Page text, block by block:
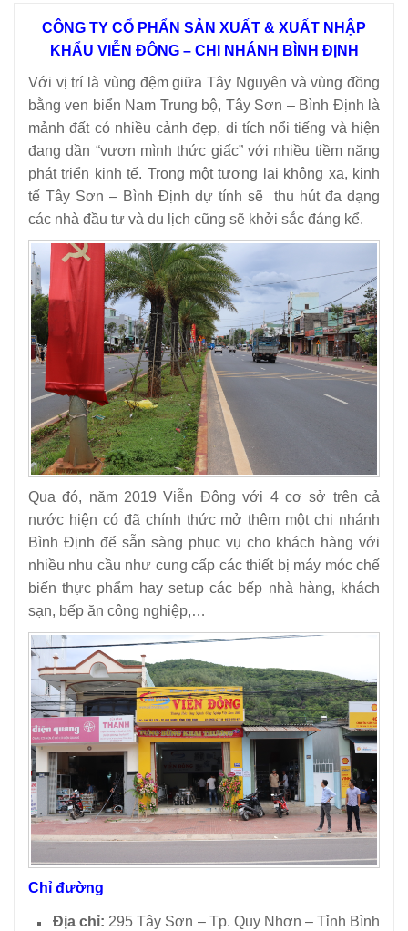
CÔNG TY CỔ PHẨN SẢN XUẤT & XUẤT NHẬP
KHẨU VIỄN ĐÔNG – CHI NHÁNH BÌNH ĐỊNH
Với vị trí là vùng đệm giữa Tây Nguyên và vùng đồng
bằng ven biển Nam Trung bộ, Tây Sơn – Bình Định là
mảnh đất có nhiều cảnh đẹp, di tích nổi tiếng và hiện
đang dần “vươn mình thức giấc” với nhiều tiềm năng
phát triển kinh tế. Trong một tương lai không xa, kinh
tế Tây Sơn – Bình Định dự tính sẽ thu hút đa dạng
các nhà đầu tư và du lịch cũng sẽ khởi sắc đáng kể.
Qua đó, năm 2019 Viễn Đông với 4 cơ sở trên cả
nước hiện có đã chính thức mở thêm một chi nhánh
Bình Định để sẵn sàng phục vụ cho khách hàng với
nhiều nhu cầu như cung cấp các thiết bị máy móc chế
biến thực phẩm hay setup các bếp nhà hàng, khách
sạn, bếp ăn công nghiệp,…
Chỉ đường
Địa chỉ: 295 Tây Sơn – Tp. Quy Nhơn – Tỉnh Bình
MÁY CHẾ BIẾN THỰC PHẨM
MÁY CHẾ BIẾN NÔNG SẢN
THIẾT BỊ LÀM ĐỒ ĂN NHANH
THIẾT BỊ LÀM BÁNH
MÁY ĐÓNG GÓI THỰC PHẨM
THIẾT BỊ LẠNH
THIẾT BỊ BẾP CÔNG NGHIỆP
UNCATEGORIZED